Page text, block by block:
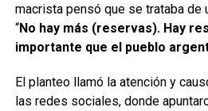
macrista pensó que se trataba de
“No hay más (reservas). Hay
importante que el pueblo
El planteo llamó la atención y
las redes sociales, donde